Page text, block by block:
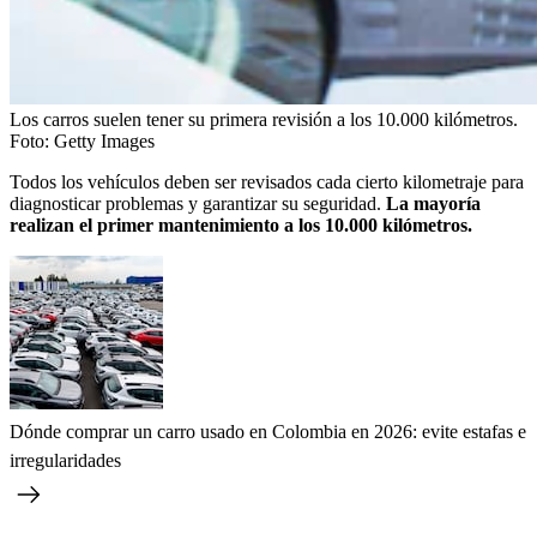
Los carros suelen tener su primera revisión a los 10.000 kilómetros.
Foto: Getty Images
Todos los vehículos deben ser revisados cada cierto kilometraje para
diagnosticar problemas y garantizar su seguridad. La mayoría
realizan el primer mantenimiento a los 10.000 kilómetros.
Dónde comprar un carro usado en Colombia en 2026: evite estafas e
irregularidades